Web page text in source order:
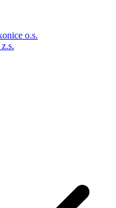
o.s.